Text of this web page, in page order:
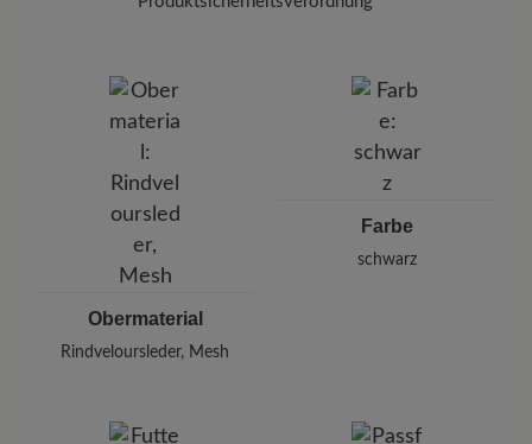
Pleidelsheimer Str. 15/1, 74321 Bietigheim-Bissingen,
E-mail:
kundenbetreuung@baer-schuhe.de
Obermaterial
Rindveloursleder, Mesh
Farbe
schwarz